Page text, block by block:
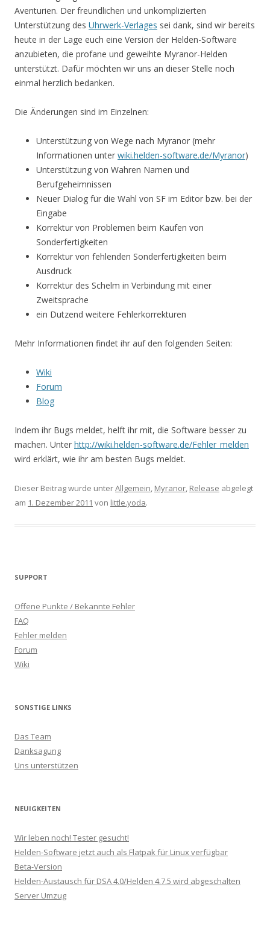
Aventurien. Der freundlichen und unkomplizierten
Unterstützung des Uhrwerk-Verlages sei dank, sind wir bereits
heute in der Lage euch eine Version der Helden-Software
anzubieten, die profane und geweihte Myranor-Helden
unterstützt. Dafür möchten wir uns an dieser Stelle noch
einmal herzlich bedanken.
Die Änderungen sind im Einzelnen:
Unterstützung von Wege nach Myranor (mehr
Informationen unter wiki.helden-software.de/Myranor)
Unterstützung von Wahren Namen und
Berufgeheimnissen
Neuer Dialog für die Wahl von SF im Editor bzw. bei der
Eingabe
Korrektur von Problemen beim Kaufen von
Sonderfertigkeiten
Korrektur von fehlenden Sonderfertigkeiten beim
Ausdruck
Korrektur des Schelm in Verbindung mit einer
Zweitsprache
ein Dutzend weitere Fehlerkorrekturen
Mehr Informationen findet ihr auf den folgenden Seiten:
Wiki
Forum
Blog
Indem ihr Bugs meldet, helft ihr mit, die Software besser zu
machen. Unter http://wiki.helden-software.de/Fehler_melden
wird erklärt, wie ihr am besten Bugs meldet.
Dieser Beitrag wurde unterAllgemein, Myranor, Release abgelegt
am 1. Dezember 2011 von little.yoda.
SUPPORT
Offene Punkte / Bekannte Fehler
FAQ
Fehler melden
Forum
Wiki
SONSTIGE LINKS
Das Team
Danksagung
Uns unterstützen
NEUIGKEITEN
Wir leben noch! Tester gesucht!
Helden-Software jetzt auch als Flatpak für Linux verfügbar
Beta-Version
Helden-Austausch für DSA 4.0/Helden 4.7.5 wird abgeschalten
Server Umzug